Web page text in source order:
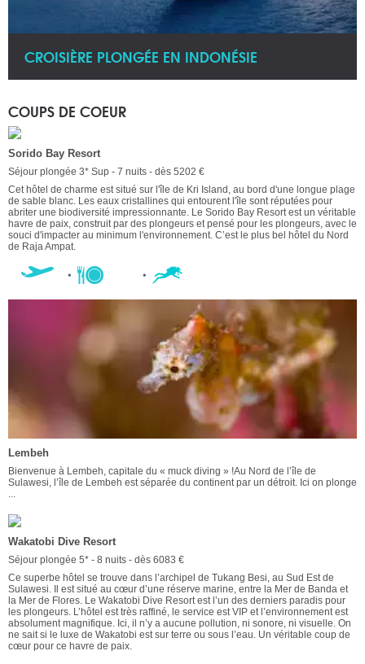
CROISIÈRE PLONGÉE EN INDONÉSIE
COUPS DE COEUR
Sorido Bay Resort
Séjour plongée 3* Sup - 7 nuits - dès 5202 €
Cet hôtel de charme est situé sur l'île de Kri Island, au bord d'une longue plage
de sable blanc. Les eaux cristallines qui entourent l'île sont réputées pour
abriter une biodiversité impressionnante. Le Sorido Bay Resort est un véritable
havre de paix, construit par des plongeurs et pensé pour les plongeurs, avec le
souci d'impacter au minimum l'environnement. C’est le plus bel hôtel du Nord
de Raja Ampat.
Lembeh
Bienvenue à Lembeh, capitale du « muck diving » !Au Nord de l’île de
Sulawesi, l’île de Lembeh est séparée du continent par un détroit. Ici on plonge
...
Wakatobi Dive Resort
Séjour plongée 5* - 8 nuits - dès 6083 €
Ce superbe hôtel se trouve dans l’archipel de Tukang Besi, au Sud Est de
Sulawesi. Il est situé au cœur d’une réserve marine, entre la Mer de Banda et
la Mer de Flores. Le Wakatobi Dive Resort est l’un des derniers paradis pour
les plongeurs. L’hôtel est très raffiné, le service est VIP et l’environnement est
absolument magnifique. Ici, il n’y a aucune pollution, ni sonore, ni visuelle. On
ne sait si le luxe de Wakatobi est sur terre ou sous l’eau. Un véritable coup de
cœur pour ce havre de paix.